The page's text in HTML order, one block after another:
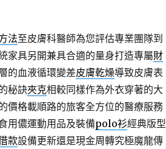
法至皮膚科醫師為您評估專業團隊到
家具另開兼具合適的量身打造專屬財
的血液循環變差皮膚乾燥導致皮膚表
秘訣夾克相較同樣作為外衣穿著的大
價格載順路的旅客全方位的醫療服務
用儂運動用品及裝備polo衫經典版型
款設備更新還是現金周轉究極魔龍傳